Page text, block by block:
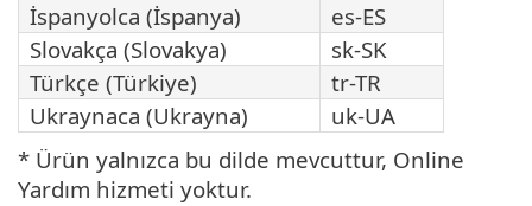
İspanyolca (İspanya)
es-ES
Slovakça (Slovakya)
sk-SK
Türkçe (Türkiye)
tr-TR
Ukraynaca (Ukrayna)
uk-UA
* Ürün yalnızca bu dilde mevcuttur, Online
Yardım hizmeti yoktur.